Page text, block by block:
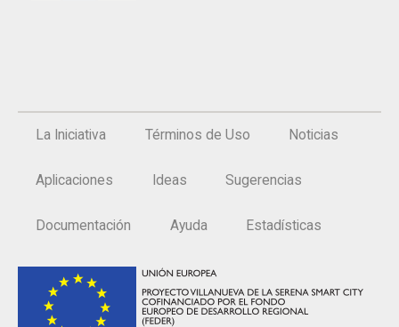
La Iniciativa Términos de Uso Noticias
Aplicaciones Ideas Sugerencias
Documentación Ayuda Estadísticas